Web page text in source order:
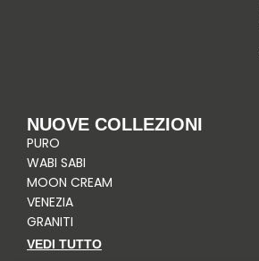
NUOVE COLLEZIONI
PURO
WABI SABI
MOON CREAM
VENEZIA
GRANITI
VEDI TUTTO